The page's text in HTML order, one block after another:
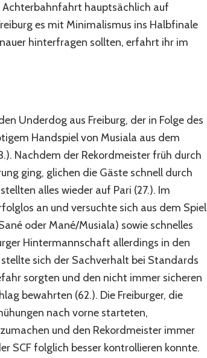
Achterbahnfahrt hauptsächlich auf
es mit Minimalismus ins Halbfinale
hinterfragen sollten, erfahrt ihr im
Underdog aus Freiburg, der in Folge des
Handspiel von Musiala aus dem
Nachdem der Rekordmeister früh durch
ging, glichen die Gäste schnell durch
alles wieder auf Pari (27.). Im
an und versuchte sich aus dem Spiel
oder Mané/Musiala) sowie schnelles
Hintermannschaft allerdings in den
sich der Sachverhalt bei Standards
sorgten und den nicht immer sicheren
bewahrten (62.). Die Freiburger, die
nach vorne starteten,
und den Rekordmeister immer
SCF folglich besser kontrollieren konnte.